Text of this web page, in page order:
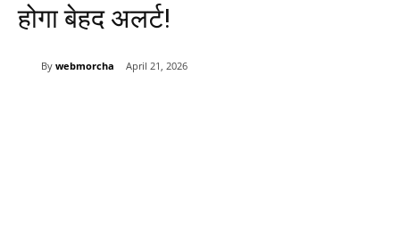
होगा बेहद अलर्ट!
By webmorcha April 21, 2026